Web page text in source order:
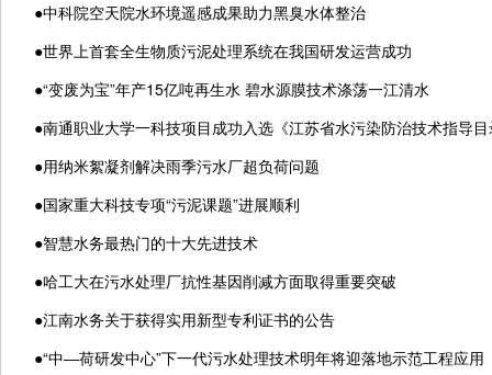
●中科院空天院水环境遥感成果助力黑臭水体整治
●世界上首套全生物质污泥处理系统在我国研发运营成功
●“变废为宝”年产15亿吨再生水 碧水源膜技术涤荡一江清水
●南通职业大学一科技项目成功入选《江苏省水污染防治技术指导
●用纳米絮凝剂解决雨季污水厂超负荷问题
●国家重大科技专项“污泥课题”进展顺利
●智慧水务最热门的十大先进技术
●哈工大在污水处理厂抗性基因削减方面取得重要突破
●江南水务关于获得实用新型专利证书的公告
●“中―荷研发中心”下一代污水处理技术明年将迎落地示范工程应用